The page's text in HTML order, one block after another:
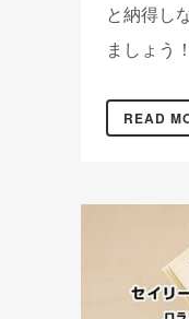
と納得し
ましょう
READ